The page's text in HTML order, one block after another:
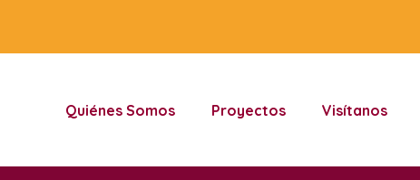
Quiénes Somos Proyectos Visítanos